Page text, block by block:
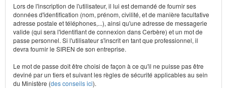
Lors de l'inscription de l'utilisateur, il lui est demandé de fournir ses
données d'identification (nom, prénom, civilité, et de manière facultative
adresse postale et téléphones,...), ainsi qu'une adresse de messagerie
valide (qui sera l'identifiant de connexion dans Cerbère) et un mot de
passe personnel. Si l'utilisateur s'inscrit en tant que professionnel, il
devra fournir le SIREN de son entreprise.
Le mot de passe doit être choisi de façon à ce qu'il ne puisse pas être
deviné par un tiers et suivant les règles de sécurité applicables au sein
du Ministère (des conseils ici).